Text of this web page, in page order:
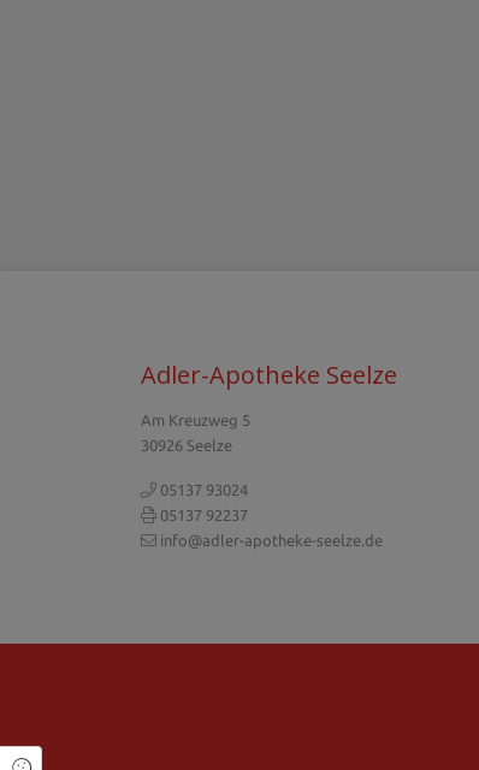
Adler-Apotheke Seelze
Am Kreuzweg 5
30926 Seelze
05137 93024
05137 92237
info@adler-apotheke-seelze.de